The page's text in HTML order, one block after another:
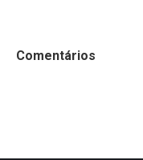
Comentários